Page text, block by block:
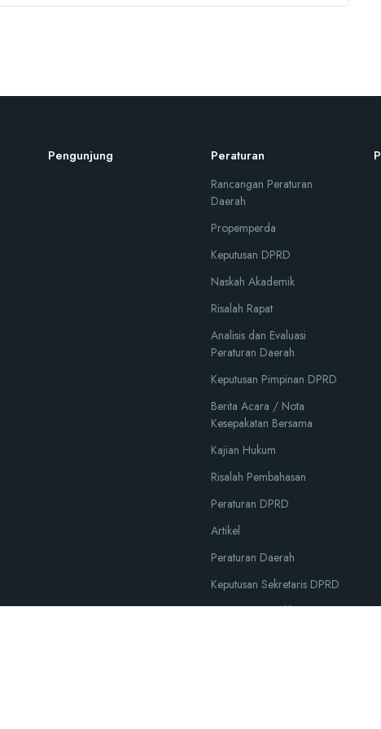
Pengunjung Peraturan
Rancangan Peraturan
Daerah
Propemperda
Keputusan DPRD
Naskah Akademik
Risalah Rapat
Analisis dan Evaluasi
Peraturan Daerah
Keputusan Pimpinan DPRD
Berita Acara / Nota
Kesepakatan Bersama
Kajian Hukum
Risalah Pembahasan
Peraturan DPRD
Artikel
Peraturan Daerah
Keputusan Sekretaris DPRD
Putusan Pengadilan